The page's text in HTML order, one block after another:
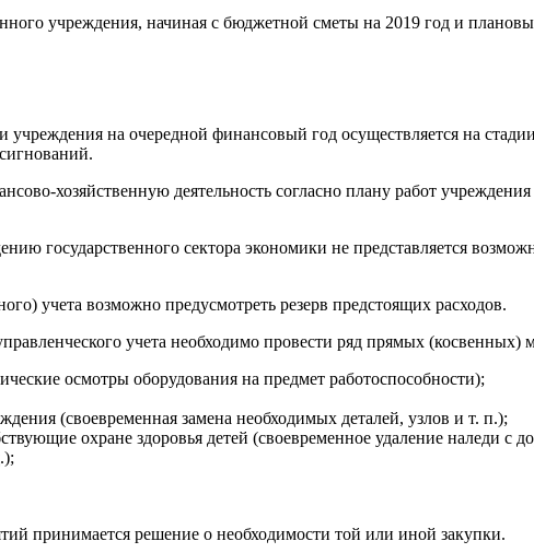
учреждения, начиная с бюджетной сметы на 2019 год и
учреждения на очередной финансовый год осуществляется на
хозяйственную деятельность согласно плану работ
государственного сектора экономики не представляется
учета возможно преду­смотреть резерв предстоящих расходов.
учета необходимо провести ряд прямых (косвенных)
осмотры оборудования на предмет работоспособности);
(своевременная замена необходимых деталей, узлов и т. п.);
охране здоровья детей (своевременное удаление наледи с
принимается решение о необходимости той или иной закупки.